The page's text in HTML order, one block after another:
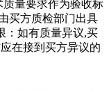
量要求作为验收标
买方质检部门出具
：如有质量异议,买
在接到买方异议的